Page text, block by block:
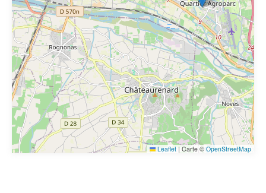
Leaflet | Carte © OpenStreetMap